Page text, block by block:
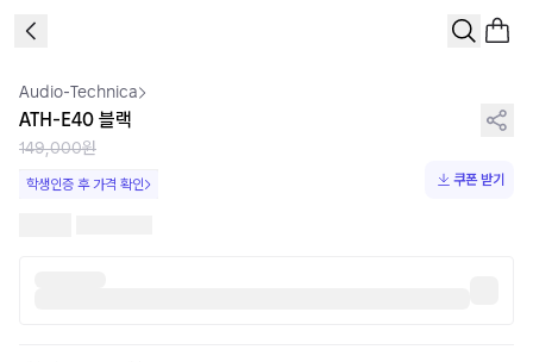
Audio-Technica
ATH-E40 블랙
149,000원
학생인증 후 가격 확인 쿠폰 받기